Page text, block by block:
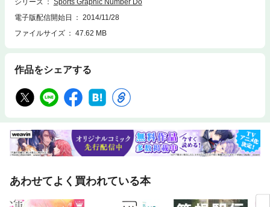
シリーズ
Sports Graphic Number Do
電子版配信開始日
2014/11/28
ファイルサイズ
47.62 MB
作品をシェアする
あわせてよく買われている本